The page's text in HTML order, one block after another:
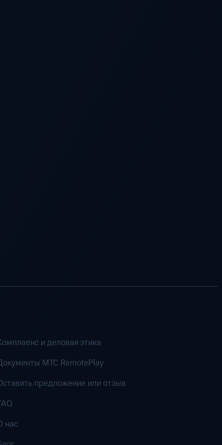
и деловая этика
MTC RemotePlay
предложение или отзыв
нас